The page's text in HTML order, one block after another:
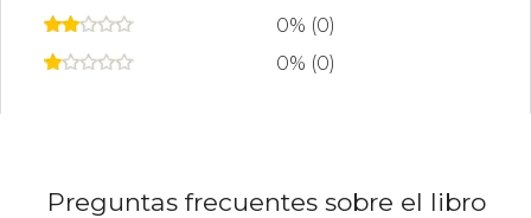
0% (0)
0% (0)
Preguntas frecuentes sobre el libro